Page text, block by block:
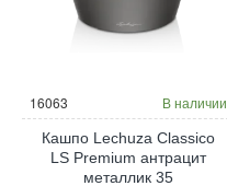
16063 В наличии
Кашпо Lechuza Classico
LS Premium антрацит
металлик 35